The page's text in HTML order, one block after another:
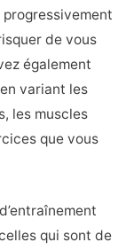
de vous
également
variant les
les muscles
que vous
qui sont de